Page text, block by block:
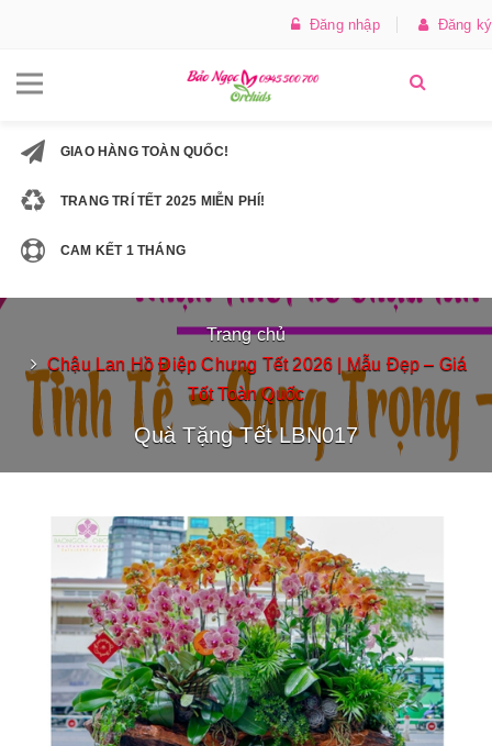
Đăng nhập Đăng ký
GIAO HÀNG TOÀN QUỐC!
TRANG TRÍ TẾT 2025 MIỄN PHÍ!
CAM KẾT 1 THÁNG
Trang chủ
Chậu Lan Hồ Điệp Chưng Tết 2026 | Mẫu Đẹp – Giá
Tốt Toàn Quốc
Quà Tặng Tết LBN017